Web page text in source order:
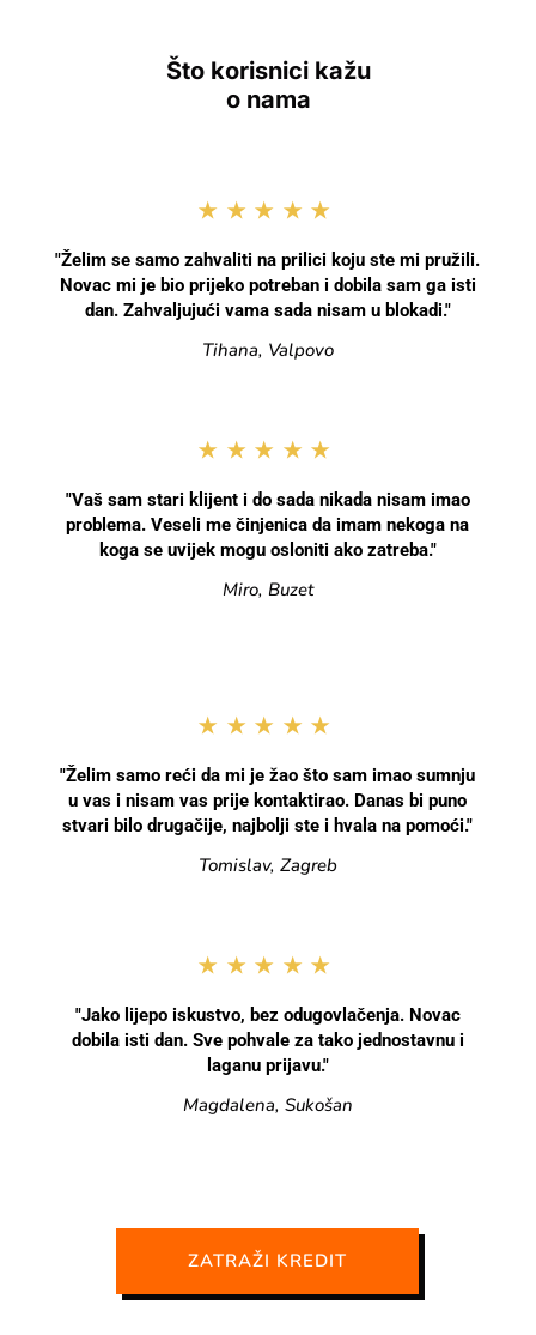
Što korisnici kažu
o nama
★★★★★
"Želim se samo zahvaliti na prilici koju ste mi pružili.
Novac mi je bio prijeko potreban i dobila sam ga isti
dan. Zahvaljujući vama sada nisam u blokadi."
Tihana, Valpovo
★★★★★
"Vaš sam stari klijent i do sada nikada nisam imao
problema. Veseli me činjenica da imam nekoga na
koga se uvijek mogu osloniti ako zatreba."
Miro, Buzet
★★★★★
"Želim samo reći da mi je žao što sam imao sumnju
u vas i nisam vas prije kontaktirao. Danas bi puno
stvari bilo drugačije, najbolji ste i hvala na pomoći."
Tomislav, Zagreb
★★★★★
"Jako lijepo iskustvo, bez odugovlačenja. Novac
dobila isti dan. Sve pohvale za tako jednostavnu i
laganu prijavu."
Magdalena, Sukošan
ZATRAŽI KREDIT